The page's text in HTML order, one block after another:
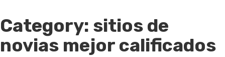
Category: sitios de
novias mejor calificados